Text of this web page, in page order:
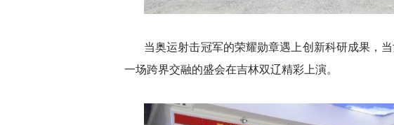
当奥运射击冠军的荣耀勋章遇上创新科研成果，
一场跨界交融的盛会在吉林双辽精彩上演。